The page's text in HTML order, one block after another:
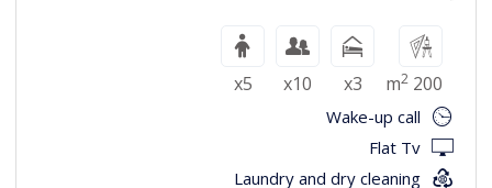
200 m
2
x3
x10
x5
Wake-up call
Flat Tv
Laundry and dry cleaning